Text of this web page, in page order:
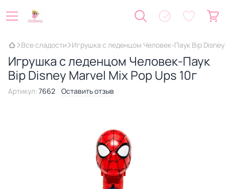
Все сладости Игрушка с леденцом Человек-Паук Bip Disney
Игрушка с леденцом Человек-Паук
Bip Disney Marvel Mix Pop Ups 10г
Артикул: 7662 Оставить отзыв